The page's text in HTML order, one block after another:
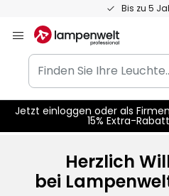
Bis zu 5
Inhalt
springen
Finden
Sie
Ihre
Leuchte...
Jetzt einloggen oder als
15% Extra-
Herzlich
bei